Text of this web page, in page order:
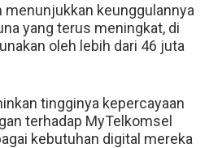
keunggulannya
yang terus meningkat, di
oleh lebih dari 46 juta
tingginya kepercayaan
terhadap MyTelkomsel
kebutuhan digital mereka